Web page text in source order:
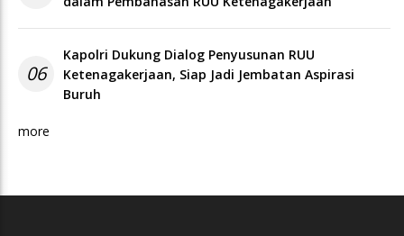
06
Kapolri Dukung Dialog Penyusunan RUU
Ketenagakerjaan, Siap Jadi Jembatan Aspirasi
Buruh
more